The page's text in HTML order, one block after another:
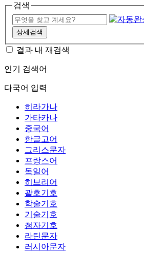
검색
상세검색
결과 내 재검색
인기 검색어
다국어 입력
히라가나
가타카나
중국어
한글고어
그리스문자
프랑스어
독일어
히브리어
괄호기호
학술기호
기술기호
첨자기호
라틴문자
러시아문자